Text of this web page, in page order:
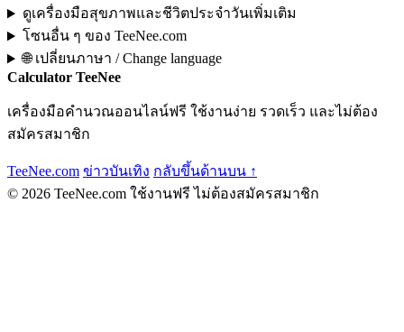
ดูเครื่องมือสุขภาพและชีวิตประจำวันเพิ่มเติม
โซนอื่น ๆ ของ TeeNee.com
🌐 เปลี่ยนภาษา / Change language
Calculator TeeNee
เครื่องมือคำนวณออนไลน์ฟรี ใช้งานง่าย รวดเร็ว และไม่ต้อง
สมัครสมาชิก
TeeNee.com ข่าวบันเทิง กลับขึ้นด้านบน ↑
© 2026 TeeNee.com ใช้งานฟรี ไม่ต้องสมัครสมาชิก